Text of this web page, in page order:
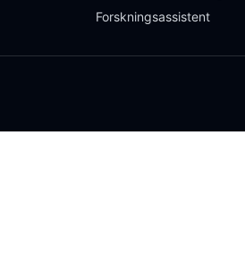
Forskningsassistent